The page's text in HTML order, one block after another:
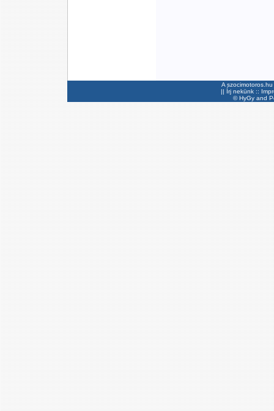
A
|| Írj nekünk ::
©HyGyand